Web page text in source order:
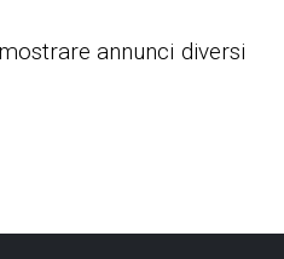
annunci diversi